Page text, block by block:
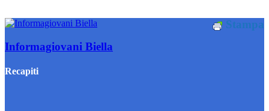
Stampa
Informagiovani Biella
Recapiti